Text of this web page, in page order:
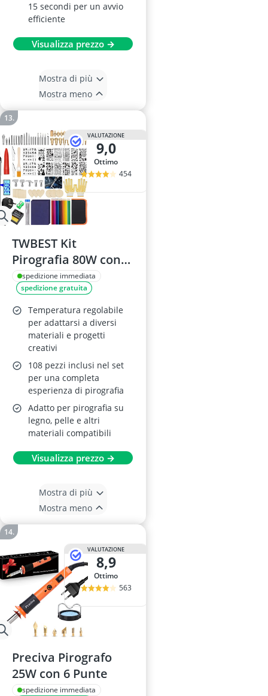
15 secondi per un avvio
efficiente
Visualizza prezzo →
Mostra di più
Mostra meno
VALUTAZIONE
9,0
Ottimo
454
TWBEST Kit
Pirografia 80W con
Attrezzi Incisione
108pcs
spedizione immediata
spedizione gratuita
Temperatura regolabile
per adattarsi a diversi
materiali e progetti
creativi
108 pezzi inclusi nel set
per una completa
esperienza di pirografia
Adatto per pirografia su
legno, pelle e altri
materiali compatibili
Visualizza prezzo →
Mostra di più
Mostra meno
VALUTAZIONE
8,9
Ottimo
563
Preciva Pirografo
25W con 6 Punte
spedizione immediata